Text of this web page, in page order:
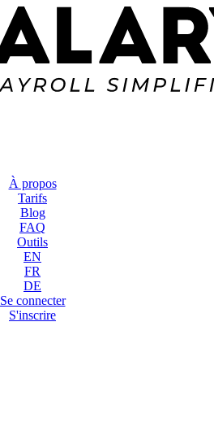
À propos
Tarifs
Blog
FAQ
Outils
EN
FR
DE
Se connecter
S'inscrire